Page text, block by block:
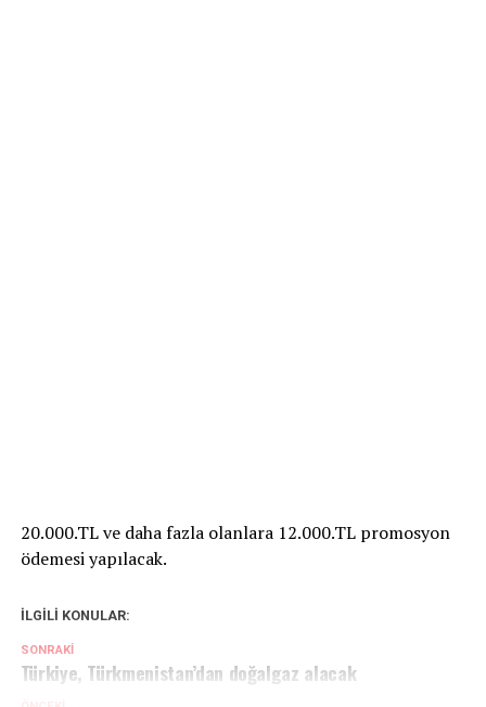
20.000.TL ve daha fazla olanlara 12.000.TL promosyon
ödemesi yapılacak.
İLGILI KONULAR:
SONRAKI
Türkiye, Türkmenistan’dan doğalgaz alacak